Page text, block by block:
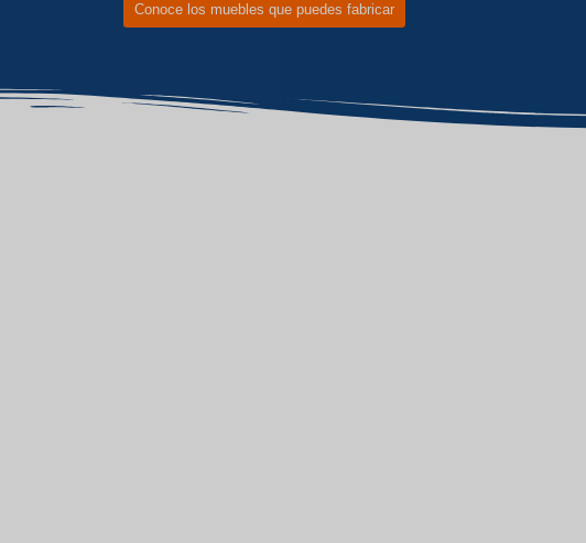
Conoce los muebles que puedes fabricar